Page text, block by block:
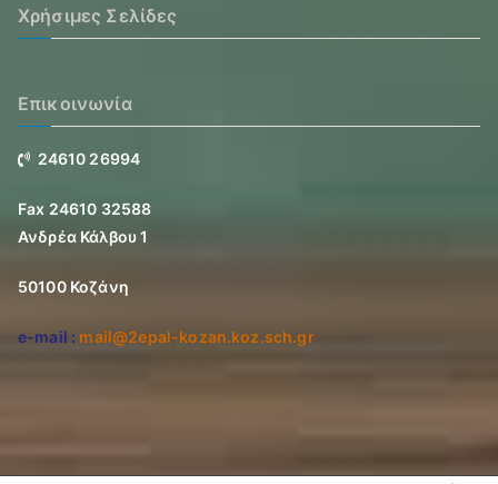
Χρήσιμες Σελίδες
Επικοινωνία
24610 26994
Fax 24610 32588
Ανδρέα Κάλβου 1
50100 Κοζάνη
e-mail : mail@2epal-kozan.koz.sch.gr